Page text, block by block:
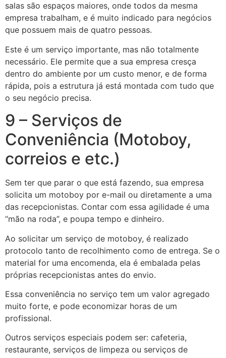
salas são espaços maiores, onde todos da mesma
empresa trabalham, e é muito indicado para negócios
que possuem mais de quatro pessoas.
Este é um serviço importante, mas não totalmente
necessário. Ele permite que a sua empresa cresça
dentro do ambiente por um custo menor, e de forma
rápida, pois a estrutura já está montada com tudo que
o seu negócio precisa.
9 – Serviços de
Conveniência (Motoboy,
correios e etc.)
Sem ter que parar o que está fazendo, sua empresa
solicita um motoboy por e-mail ou diretamente a uma
das recepcionistas. Contar com essa agilidade é uma
“mão na roda”, e poupa tempo e dinheiro.
Ao solicitar um serviço de motoboy, é realizado
protocolo tanto de recolhimento como de entrega. Se o
material for uma encomenda, ela é embalada pelas
próprias recepcionistas antes do envio.
Essa conveniência no serviço tem um valor agregado
muito forte, e pode economizar horas de um
profissional.
Outros serviços especiais podem ser: cafeteria,
restaurante, serviços de limpeza ou serviços de